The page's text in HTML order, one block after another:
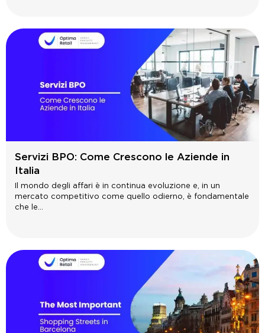
Servizi BPO: Come Crescono le Aziende in
Italia
Il mondo degli affari è in continua evoluzione e, in un
mercato competitivo come quello odierno, è fondamentale
che le...